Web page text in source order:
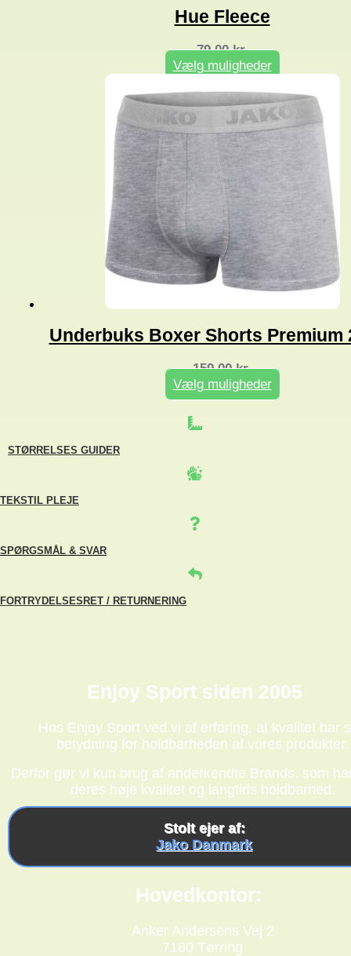
Hue Fleece
79,00kr.
Vælg muligheder
vare
har
flere
varianter.
Mulighederne
kan
vælges
på
varesiden
Underbuks Boxer Shorts Premium
159,00kr.
Vælg muligheder
Dette
STØRRELSES GUIDER
TEKSTIL PLEJE
SPØRGSMÅL & SVAR
FORTRYDELSESRET / RETURNERING
Enjoy Sport siden 2005
Hos Enjoy Sport ved vi af erfaring, at kvalitet har
betydning for holdbarheden af vores produkter.
Derfor gør vi kun brug af anderkendte Brands, som
deres høje kvalitet og langtids holdbarhed.
Stolt ejer af:
Jako Danmark
Hovedkontor:
Anker Andersens Vej 2
7160 Tørring